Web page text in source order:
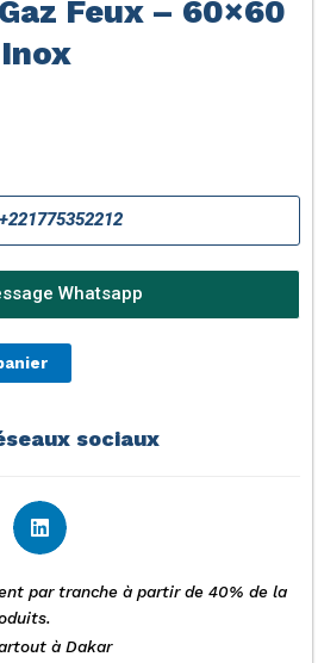
Feux – 60×60
Whatsapp
sociaux
par tranche à partir de 40% de la
à Dakar